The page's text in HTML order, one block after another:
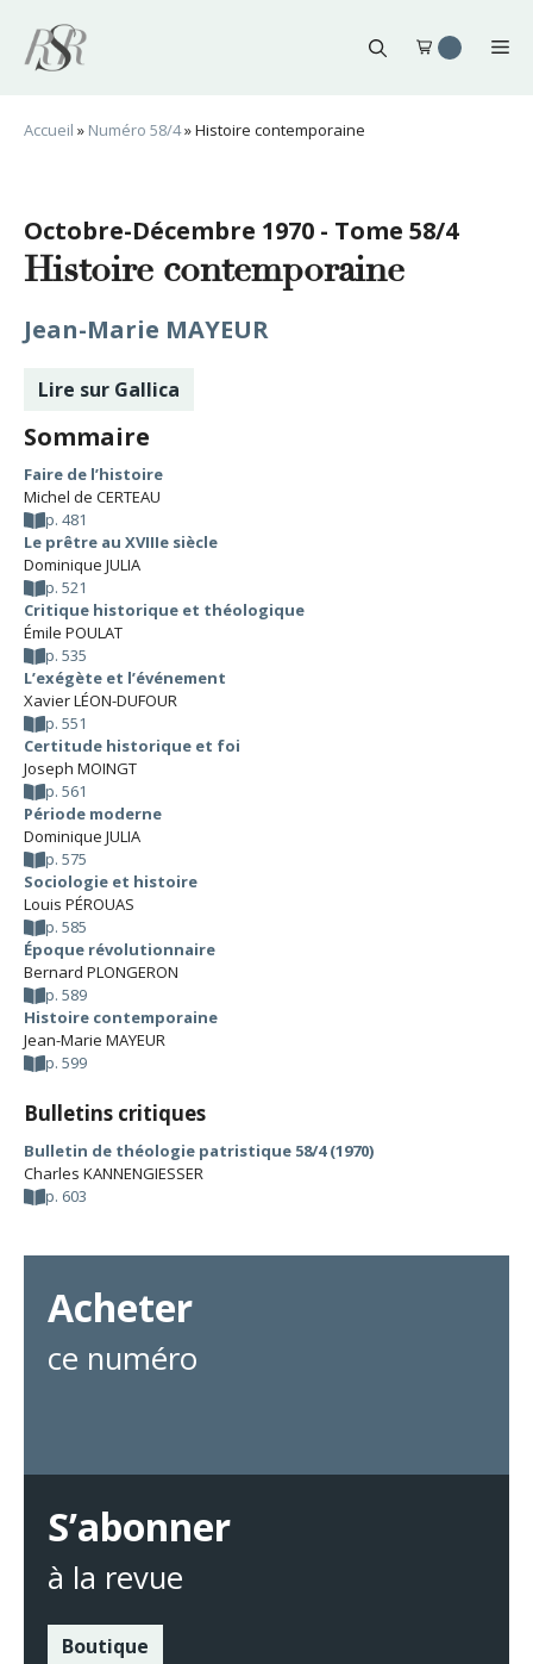
contenu
Accueil » Numéro 58/4»Histoire contemporaine
Octobre-Décembre 1970 - Tome 58/4
Histoire contemporaine
Jean-Marie MAYEUR
Lire sur Gallica
Sommaire
Faire de l’histoire
Michel de CERTEAU
p. 481
Le prêtre au XVIIIe siècle
Dominique JULIA
p. 521
Critique historique et théologique
Émile POULAT
p. 535
L’exégète et l’événement
Xavier LÉON-DUFOUR
p. 551
Certitude historique et foi
Joseph MOINGT
p. 561
Période moderne
Dominique JULIA
p. 575
Sociologie et histoire
Louis PÉROUAS
p. 585
Époque révolutionnaire
Bernard PLONGERON
p. 589
Histoire contemporaine
Jean-Marie MAYEUR
p. 599
Bulletins critiques
Bulletin de théologie patristique 58/4 (1970)
Charles KANNENGIESSER
p. 603
Acheter
ce numéro
S’abonner
à la revue
Boutique